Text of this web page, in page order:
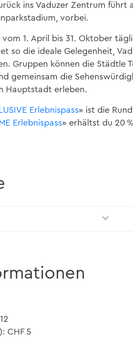
ins Vaduzer Zentrum führt
vorbei.
1. April bis 31. Oktober
so die ideale Gelegenheit,
Gruppen können die Städtle
gemeinsam die
Hauptstadt erleben.
Erlebnispass» ist die
Erlebnispass» erhältst du 20
CHF 5